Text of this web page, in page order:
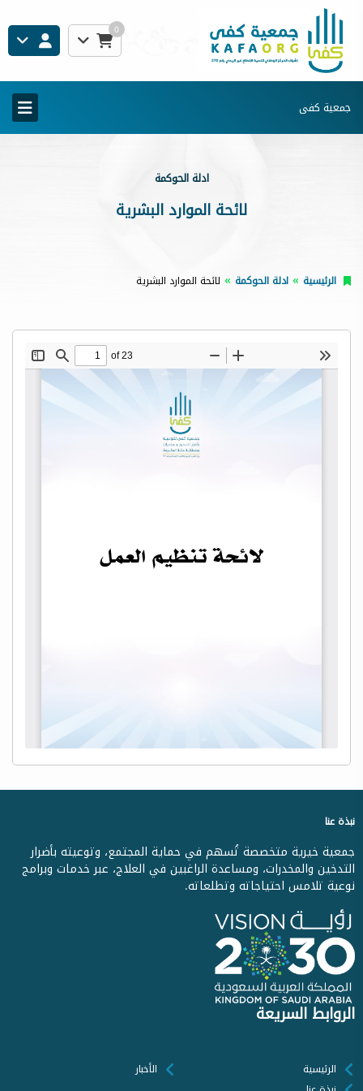
0
جمعية كفى
ادلة الحوكمة
لائحة الموارد البشرية
الرئيسية ادلة الحوكمة لائحة الموارد البشرية
نبذة عنا
جمعية خيرية متخصصة تُسهم في حماية المجتمع، وتوعيته بأضرار
التدخين والمخدرات، ومساعدة الراغبين في العلاج، عبر خدمات وبرامج
نوعية تلامس احتياجاته وتطلعاته.
الروابط السريعة
الرئيسية
الأخبار